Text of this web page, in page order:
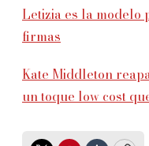
Letizia es la modelo
firmas
Kate Middleton
un toque low cost